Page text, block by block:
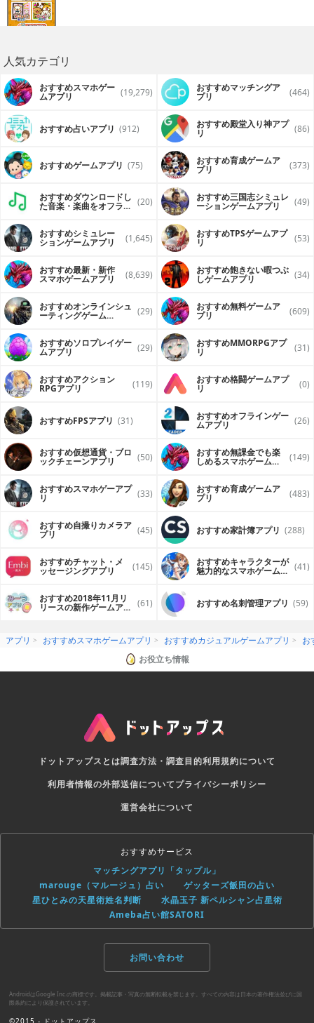
人気カテゴリ
おすすめスマホゲー
ムアプリ (19,279) おすすめマッチングア
プリ (464)
おすすめ占いアプリ (912) おすすめ殿堂入り神アプ
リ (86)
おすすめゲームアプリ (75) おすすめ育成ゲームア
プリ (373)
おすすめダウンロードし
た音楽・楽曲をオフライ (20) おすすめ三国志シミュレ
ーションゲームアプリ (49)
おすすめシミュレー
ションゲームアプリ (1,645) おすすめTPSゲームアプ
リ (53)
おすすめ最新・新作
スマホゲームアプリ (8,639) おすすめ飽きない暇つぶ
しゲームアプリ (34)
おすすめオンラインシュ
ーティングゲーム (29) おすすめ無料ゲームア
プリ (609)
おすすめソロプレイゲー
ムアプリ (29) おすすめ MMORPGアプ
リ (31)
おすすめアクション
RPGアプリ (119) おすすめ格闘ゲームアプ
リ (0)
おすすめFPSアプリ (31) おすすめオフラインゲー
ムアプリ (26)
おすすめ仮想通貨・ブロ
ックチェーンアプリ (50) おすすめ無課金でも楽
しめるスマホゲームア (149)
おすすめスマホゲーアプ
リ (33) おすすめ育成ゲームア
プリ (483)
おすすめ自撮りカメラア
プリ (45) おすすめ家計簿アプリ (288)
おすすめチャット・メ
ッセージングアプリ (145) おすすめキャラクターが
魅力的なスマホゲームア (41)
おすすめ2018年11月リ
リースの新作ゲームアプ (61) おすすめ名刺管理アプリ (59)
アプリ おすすめスマホゲームアプリ おすすめカジュアルゲームアプリ
お
お役立ち情報
ドットアップスとは調査方法・調査目的利用規約について
利用者情報の外部送信についてプライバシーポリシー
運営会社について
おすすめサービス
マッチングアプリ「タップル」
marouge（マルージュ）占い
ゲッターズ飯田の占い
星ひとみの天星術姓名判断
水晶玉子 新ペルシャン占星術
Ameba占い館SATORI
お問い合わせ
AndroidはGoogle Inc.の商標です。掲載記事・写真の無断転載を禁じます。すべての内容は日本の著作権法並びに国
際条約により保護されています。
©2015 - ドットアップス